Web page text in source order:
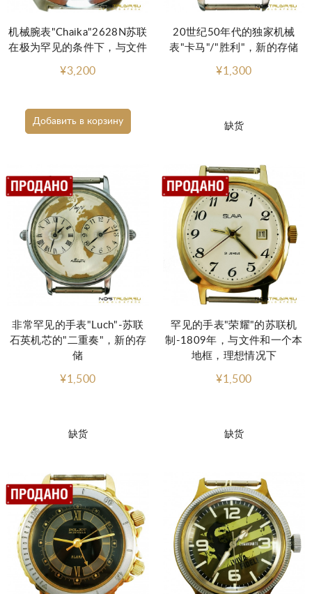
Добавить в корзину
机械腕表"Chaika"2628N苏联
在极为罕见的条件下，与文件
¥3,200
缺货
20世纪50年代的独家机械
表"卡马"/"胜利"，新的存储
¥1,300
缺货
非常罕见的手表"Luch"-苏联
石英机芯的"二重奏"，新的存
储
¥1,500
缺货
罕见的手表"荣耀"的苏联机
制-1809年，与文件和一个本
地框，理想情况下
¥1,500